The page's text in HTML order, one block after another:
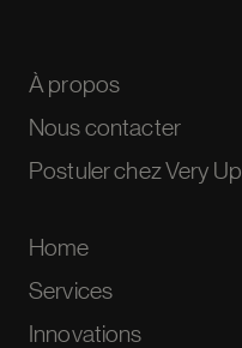
À propos
Nous contacter
Postuler chez Very Up
Home
Services
Innovations